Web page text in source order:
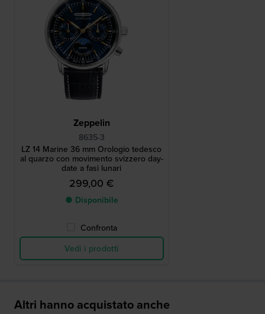
Zeppelin
8635-3
LZ 14 Marine 36 mm Orologio tedesco
al quarzo con movimento svizzero day-
date a fasi lunari
299,00 €
● Disponibile
Confronta
Vedi i prodotti
Altri hanno acquistato anche